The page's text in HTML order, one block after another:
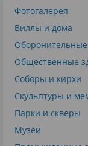
Фотогалерея
Виллы и дома
Оборонительные
Общественные
Соборы и кирхи
Скульптуры и
Парки и скверы
Музеи